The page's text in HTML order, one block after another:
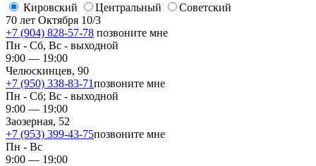
Кировский
​Центральный
​Советский
70 лет Октября 10/3
+7 (904) 828-57-78 позвоните мне
Пн - Сб, Вс - выходной
9:00 — 19:00
Челюскинцев, 90
+7 (950) 338-83-71позвоните мне
Пн - Сб; Вс - выходной
9:00 — 19:00
Заозерная, 52
+7 (953) 399-43-75позвоните мне
Пн - Вс
9:00 — 19:00